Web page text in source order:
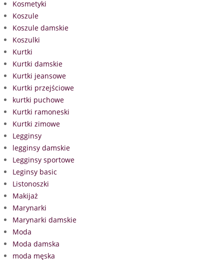
Kosmetyki
Koszule
Koszule damskie
Koszulki
Kurtki
Kurtki damskie
Kurtki jeansowe
Kurtki przejściowe
kurtki puchowe
Kurtki ramoneski
Kurtki zimowe
Legginsy
legginsy damskie
Legginsy sportowe
Leginsy basic
Listonoszki
Makijaż
Marynarki
Marynarki damskie
Moda
Moda damska
moda męska